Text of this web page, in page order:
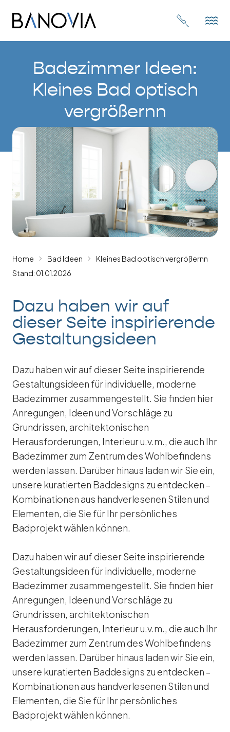
Badezimmer Ideen:
Kleines Bad optisch
vergrößernn
Home Bad Ideen
Kleines Bad optisch vergrößernn
Stand: 01.01.2026
Dazu haben wir auf
dieser Seite inspirierende
Gestaltungsideen
Dazu haben wir auf dieser Seite inspirierende
Gestaltungsideen für individuelle, moderne
Badezimmer zusammengestellt. Sie finden hier
Anregungen, Ideen und Vorschläge zu
Grundrissen, architektonischen
Herausforderungen, Interieur u.v.m., die auch Ihr
Badezimmer zum Zentrum des Wohlbefindens
werden lassen. Darüber hinaus laden wir Sie ein,
unsere kuratierten Baddesigns zu entdecken –
Kombinationen aus handverlesenen Stilen und
Elementen, die Sie fürIhr persönliches
Badprojektwählen können.
Dazu haben wir auf dieser Seite inspirierende
Gestaltungsideen für individuelle, moderne
Badezimmer zusammengestellt. Sie finden hier
Anregungen, Ideen und Vorschläge zu
Grundrissen, architektonischen
Herausforderungen, Interieur u.v.m., die auch Ihr
Badezimmer zum Zentrum des Wohlbefindens
werden lassen. Darüber hinaus laden wir Sie ein,
unsere kuratierten Baddesigns zu entdecken –
Kombinationen aus handverlesenen Stilen und
Elementen, die Sie fürIhr persönliches
Badprojektwählen können.